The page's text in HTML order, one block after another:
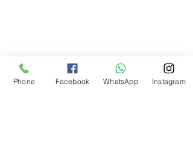
Phone Facebook WhatsApp Instagram